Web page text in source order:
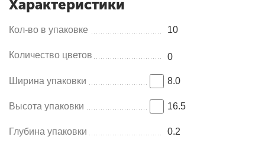
Характеристики
Кол-во в упаковке 10
Количество цветов 0
Ширина упаковки 8.0
Высота упаковки 16.5
Глубина упаковки 0.2